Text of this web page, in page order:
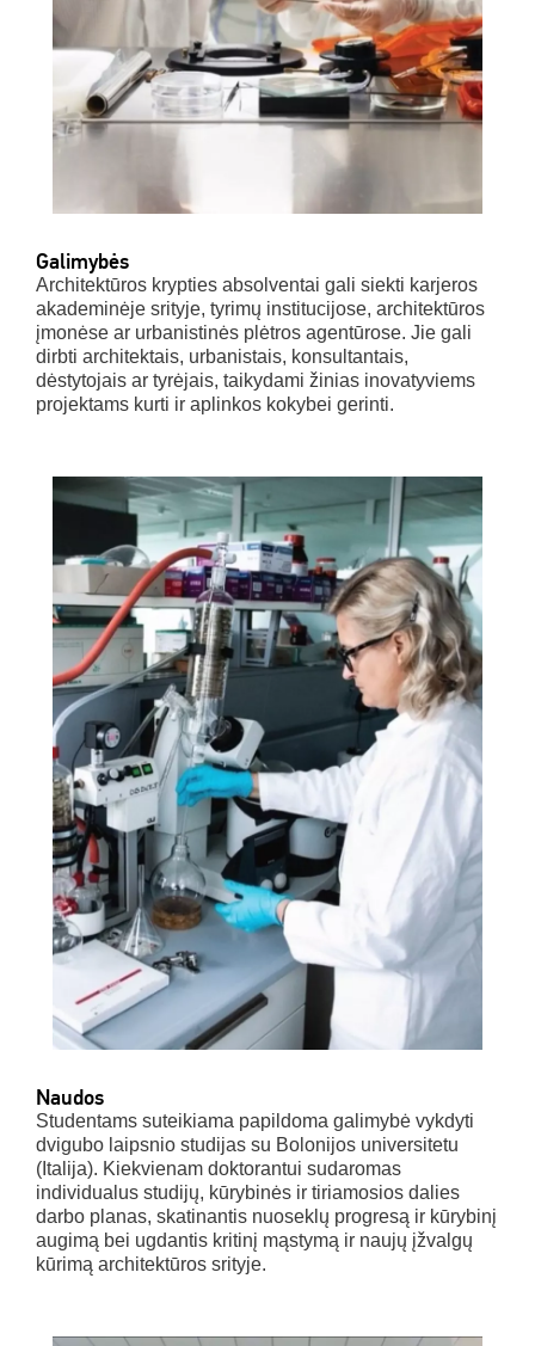
Galimybės
Architektūros krypties absolventai gali siekti karjeros
akademinėje srityje, tyrimų institucijose, architektūros
įmonėse ar urbanistinės plėtros agentūrose. Jie gali
dirbti architektais, urbanistais, konsultantais,
dėstytojais ar tyrėjais, taikydami žinias inovatyviems
projektams kurti ir aplinkos kokybei gerinti.
Naudos
Studentams suteikiama papildoma galimybė vykdyti
dvigubo laipsnio studijas su Bolonijos universitetu
(Italija). Kiekvienam doktorantui sudaromas
individualus studijų, kūrybinės ir tiriamosios dalies
darbo planas, skatinantis nuoseklų progresą ir kūrybinį
augimą bei ugdantis kritinį mąstymą ir naujų įžvalgų
kūrimą architektūros srityje.